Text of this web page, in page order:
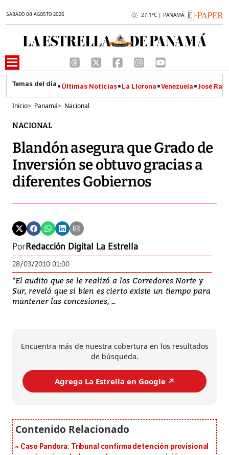
SÁBADO 08 AGOSTO 2026 27.1°C | PANAMÁ
Últimas Noticias La Llorona Venezuela José
Inicio> Panamá> Nacional
NACIONAL
Blandón asegura que Grado de
Inversión se obtuvo gracias a
diferentes Gobiernos
PorRedacción Digital La Estrella
28/03/2010 01:00
“El audito que se le realizó a los Corredores Norte y
Sur, reveló que si bien es cierto existe un tiempo para
mantener las concesiones, ...
Encuentra más de nuestra cobertura en los resultados
de búsqueda.
Agrega La Estrella en Google ↗️
Caso Pandora: Tribunal confirma detención provisional